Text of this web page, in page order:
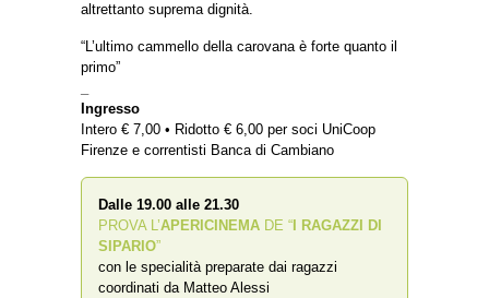
altrettanto suprema dignità.
“L’ultimo cammello della carovana è forte quanto il
primo”
Ingresso
Intero € 7,00 • Ridotto € 6,00 per soci UniCoop
Firenze e correntisti Banca di Cambiano
Dalle 19.00 alle 21.30
PROVA L’APERICINEMA DE “ I RAGAZZI DI
SIPARIO”
con le specialità preparate dai ragazzi
coordinati da Matteo Alessi